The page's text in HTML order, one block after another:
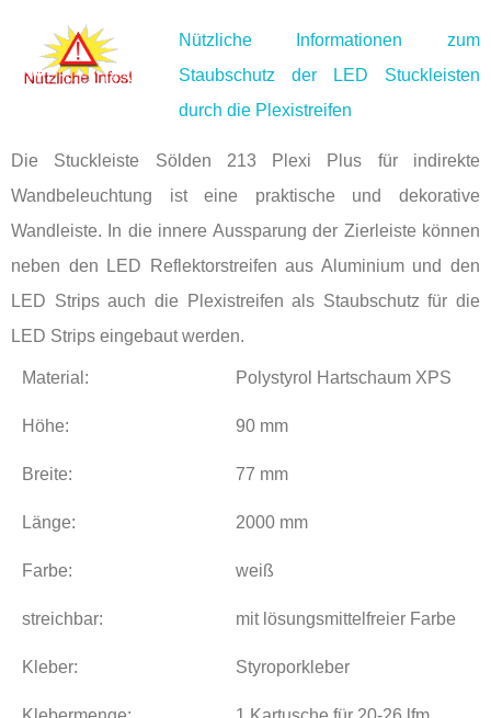
Nützliche Informationen zum
Staubschutz der LED Stuckleisten
durch die Plexistreifen
Die Stuckleiste Sölden 213 Plexi Plus für indirekte
Wandbeleuchtung ist eine praktische und dekorative
Wandleiste. In die innere Aussparung der Zierleiste können
neben den LED Reflektorstreifen aus Aluminium und den
LED Strips auch die Plexistreifen als Staubschutz für die
LED Strips eingebaut werden.
Material: Polystyrol Hartschaum XPS
Höhe: 90 mm
Breite: 77 mm
Länge: 2000 mm
Farbe: weiß
streichbar: mit lösungsmittelfreier Farbe
Kleber: Styroporkleber